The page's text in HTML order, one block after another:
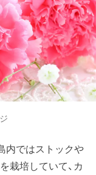
内ではストックや
栽培していて、カ